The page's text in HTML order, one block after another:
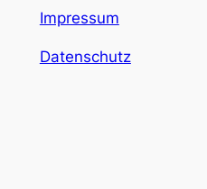
Impressum
Datenschutz